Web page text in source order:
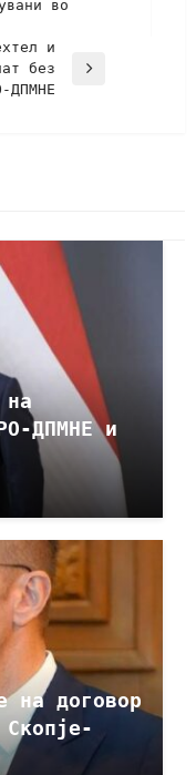
во
и
без
ДПМНЕ
на
ДПМНЕ и
на договор